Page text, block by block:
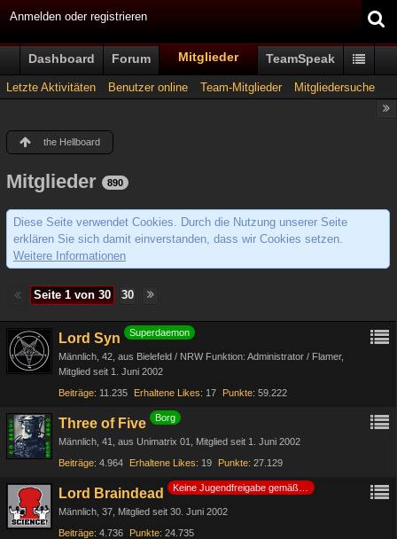
Anmelden oder registrieren
Dashboard Forum Mitglieder TeamSpeak
Letzte Aktivitäten Benutzer online Team-Mitglieder Mitgliedersuche
the Hellboard
Mitglieder 890
Diese Seite verwendet Cookies. Durch die Nutzung unserer Seite
erklären Sie sich damit einverstanden, dass wir Cookies setzen.
Weitere Informationen
Seite 1 von 30 30
Lord Syn Superdaemon
Männlich 42 aus Bielefeld / NRW Funktion: Administrator / Flamer
Mitglied seit 1. Juni 2002
Beiträge 11.235 Erhaltene Likes 17 Punkte 59.222
Three of Five Borg
Männlich 41 aus Unimatrix 01
Mitglied seit 1. Juni 2002
Beiträge 4.964 Erhaltene Likes 19 Punkte 27.129
Lord Braindead
Männlich 37 Mitglied seit 30. Juni 2002
Beiträge 4.736 Punkte 24.735